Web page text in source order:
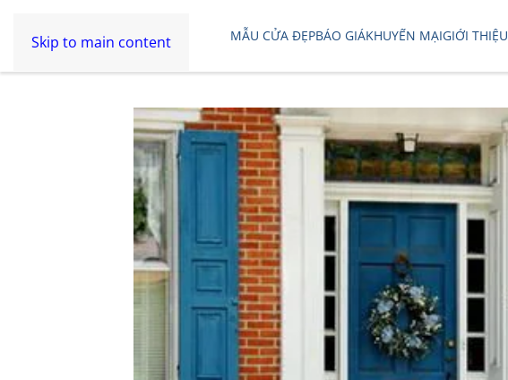
Skip to main content MẪU CỬA ĐẸPBÁO GIÁKHUYẾN MẠIGIỚI THIỆU